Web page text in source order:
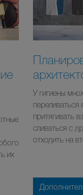
их
У гигиены
переливаться
притягивать
сливаться с
отходить на